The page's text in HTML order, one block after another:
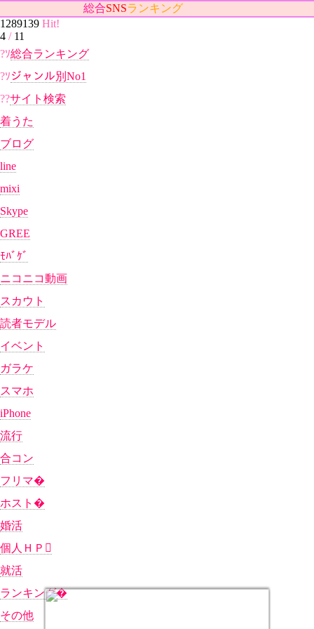
総合SNSランキング
1289139 Hit!
4 / 11
?ｿ総合ランキング
?ｿジャンル別No1
??サイト検索
着うた
ブログ
line
mixi
Skype
GREE
ﾓﾊﾞｹﾞ
ニコニコ動画
スカウト
読者モデル
イベント
ガラケ
スマホ
iPhone
流行
合コン
フリマ�
ホスト�
婚活
個人ＨＰ
就活
ランキング�
その他